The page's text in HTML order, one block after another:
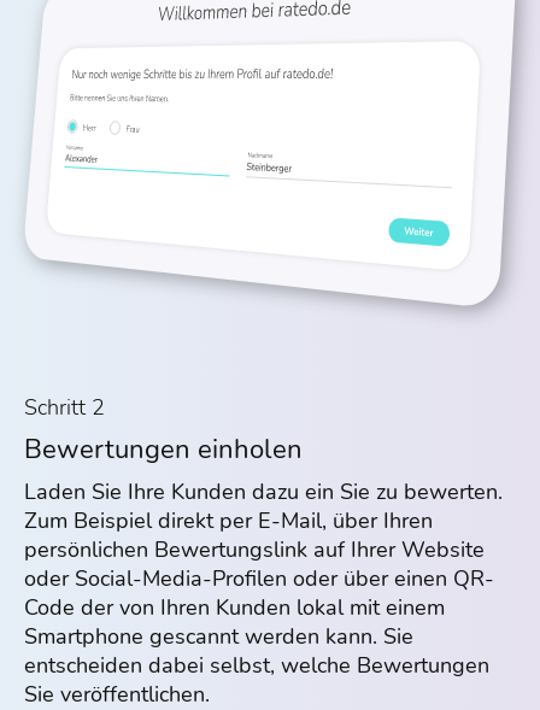
Schritt 2
Bewertungen einholen
Laden Sie Ihre Kunden dazu ein Sie zu bewerten.
Zum Beispiel direkt per E-Mail, über Ihren
persönlichen Bewertungslink auf Ihrer Website
oder Social-Media-Profilen oder über einen QR-
Code der von Ihren Kunden lokal mit einem
Smartphone gescannt werden kann. Sie
entscheiden dabei selbst, welche Bewertungen
Sie veröffentlichen.